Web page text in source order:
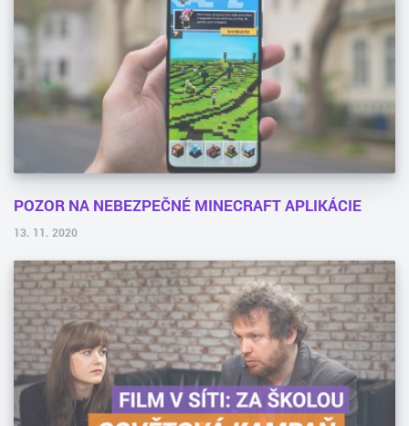
POZOR NA NEBEZPEČNÉ MINECRAFT APLIKÁCIE
13. 11. 2020